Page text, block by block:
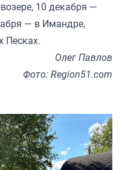
10 декабря —
— в Имандре,
Песках.
Олег Павлов
Фото: Region51.com